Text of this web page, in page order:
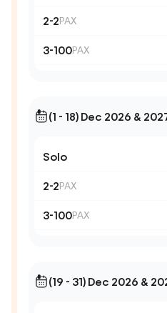
2-2PAX
3-100PAX
(1 - 18) Dec 2026 &
Solo
2-2PAX
3-100PAX
(19 - 31) Dec 2026 &